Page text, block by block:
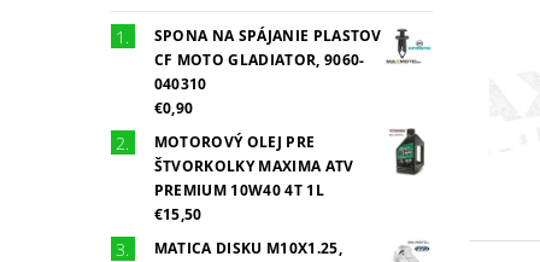
SPONA NA SPÁJANIE PLASTOV
CF MOTO GLADIATOR, 9060-
040310
€0,90
MOTOROVÝ OLEJ PRE
ŠTVORKOLKY MAXIMA ATV
PREMIUM 10W40 4T 1L
€15,50
MATICA DISKU M10X1.25,